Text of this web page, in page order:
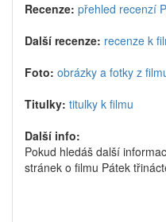
Recenze: přehled recenzí
Další recenze: recenze k
Foto: obrázky a fotky z
Titulky: titulky k filmu
Další info:
Pokud hledáš další
stránek o filmu Pátek